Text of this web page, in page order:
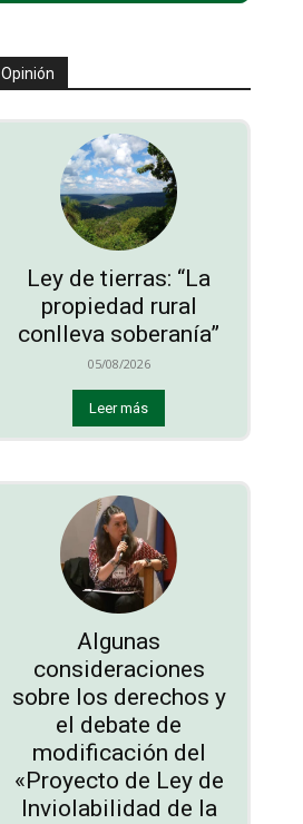
Opinión
Ley de tierras: “La
propiedad rural
conlleva soberanía”
05/08/2026
Leer más
Algunas
consideraciones
sobre los derechos y
el debate de
modificación del
«Proyecto de Ley de
Inviolabilidad de la